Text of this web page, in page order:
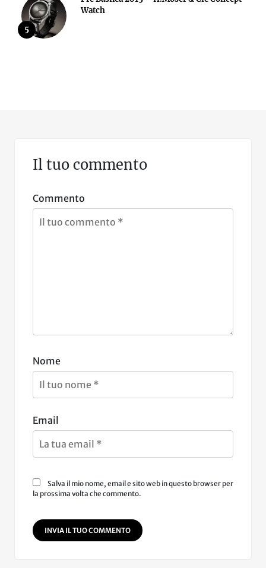
5
Watch
Il tuo commento
Commento
Nome
Email
Salva il mio nome, email e sito web in questo browser per
la prossima volta che commento.
INVIA IL TUO COMMENTO